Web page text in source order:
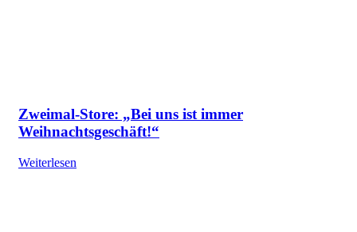
Zweimal-Store: „Bei uns ist immer
Weihnachtsgeschäft!“
Weiterlesen